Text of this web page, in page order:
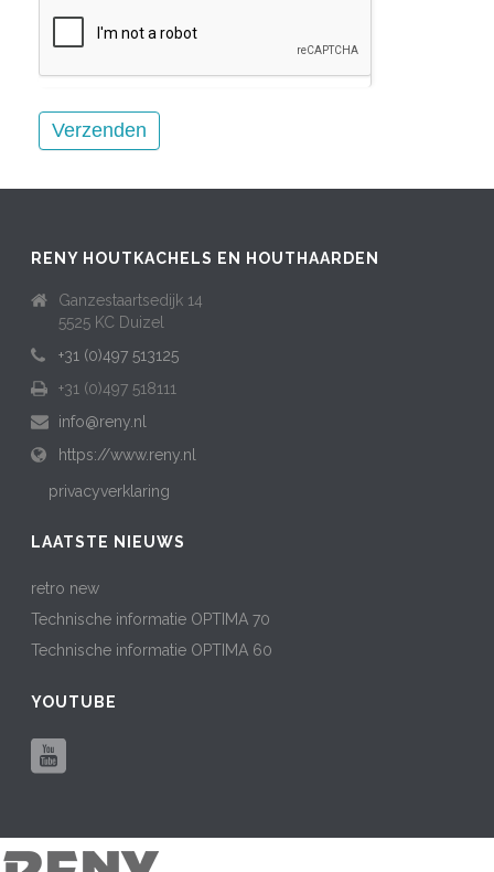
RENY HOUTKACHELS EN HOUTHAARDEN
Ganzestaartsedijk 14
5525 KC Duizel
+31 (0)497 513125
+31 (0)497 518111
info@reny.nl
https://www.reny.nl
privacyverklaring
LAATSTE NIEUWS
retro new
Technische informatie OPTIMA 70
Technische informatie OPTIMA 60
YOUTUBE